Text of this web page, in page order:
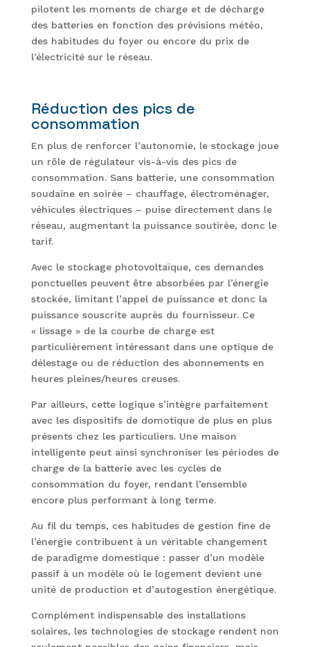
pilotent les moments de charge et de décharge
des batteries en fonction des prévisions météo,
des habitudes du foyer ou encore du prix de
l’électricité sur le réseau.
Réduction des pics de
consommation
En plus de renforcer l’autonomie, le stockage joue
un rôle de régulateur vis-à-vis des pics de
consommation. Sans batterie, une consommation
soudaine en soirée – chauffage, électroménager,
véhicules électriques – puise directement dans le
réseau, augmentant la puissance soutirée, donc le
tarif.
Avec le stockage photovoltaïque, ces demandes
ponctuelles peuvent être absorbées par l’énergie
stockée, limitant l’appel de puissance et donc la
puissance souscrite auprès du fournisseur. Ce
« lissage » de la courbe de charge est
particulièrement intéressant dans une optique de
délestage ou de réduction des abonnements en
heures pleines/heures creuses.
Par ailleurs, cette logique s’intègre parfaitement
avec les dispositifs de domotique de plus en plus
présents chez les particuliers. Une maison
intelligente peut ainsi synchroniser les périodes de
charge de la batterie avec les cycles de
consommation du foyer, rendant l’ensemble
encore plus performant à long terme.
Au fil du temps, ces habitudes de gestion fine de
l’énergie contribuent à un véritable changement
de paradigme domestique : passer d’un modèle
passif à un modèle où le logement devient une
unité de production et d’autogestion énergétique.
Complément indispensable des installations
solaires, les technologies de stockage rendent non